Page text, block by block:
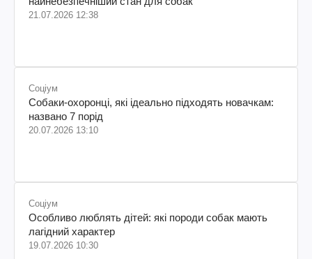
21.07.2026 12:38
Соціум
Собаки-охоронці, які ідеально підходять новачкам:
названо 7 порід
20.07.2026 13:10
Соціум
Особливо люблять дітей: які породи собак мають
лагідний характер
19.07.2026 10:30